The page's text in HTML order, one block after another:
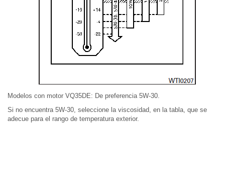
Modelos con motor VQ35DE: De preferencia 5W-30.
Si no encuentra 5W-30, seleccione la viscosidad, en la tabla, que se
adecue para el rango de temperatura exterior.